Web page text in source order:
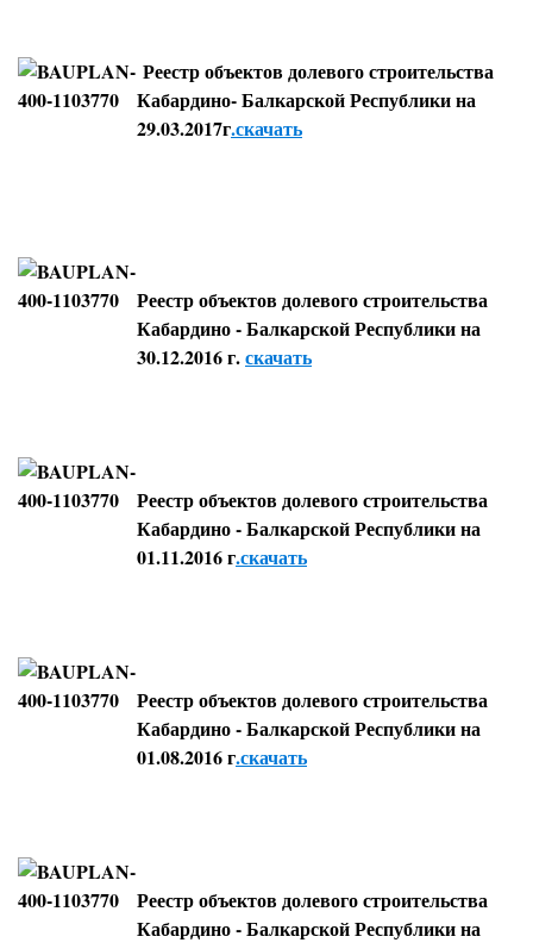
Реестр объектов долевого строительства
Кабардино- Балкарской Республики на
29.03.2017г.скачать
Реестр объектов долевого строительства
Кабардино - Балкарской Республики на
30.12.2016 г.скачать
Реестр объектов долевого строительства
Кабардино - Балкарской Республики на
01.11.2016 г.скачать
Реестр объектов долевого строительства
Кабардино - Балкарской Республики на
01.08.2016 г.скачать
Реестр объектов долевого строительства
Кабардино - Балкарской Республики на